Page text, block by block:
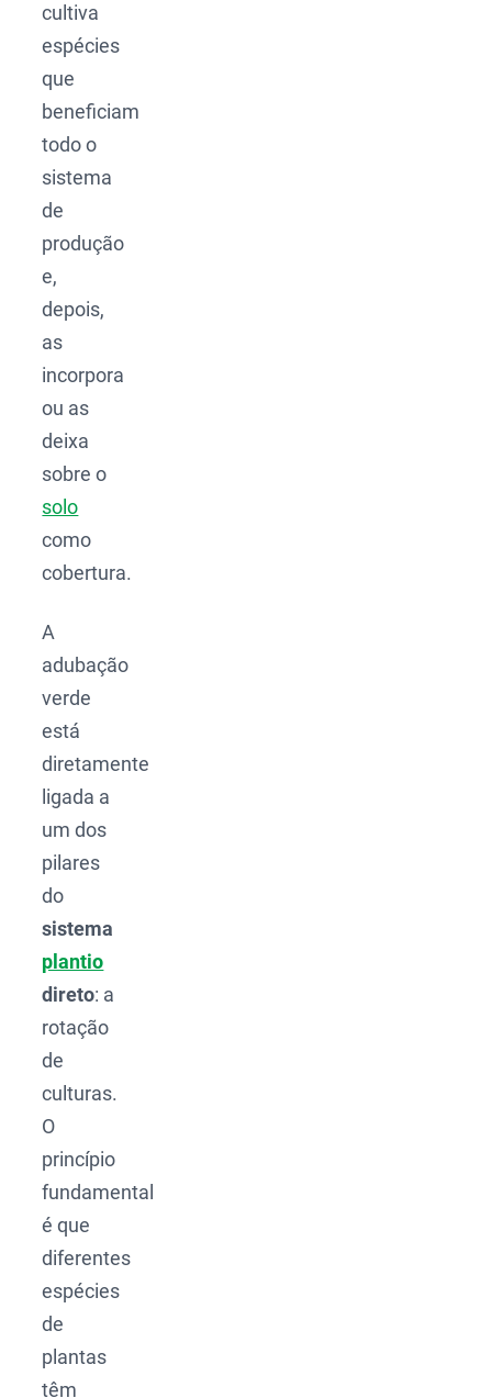
cultiva
espécies
que
beneficiam
todo o
sistema
de
produção
e,
depois,
as
incorpora
ou as
deixa
sobre o
solo
como
cobertura.
A
adubação
verde
está
diretamente
ligada a
um dos
pilares
do
sistema
plantio
direto: a
rotação
de
culturas.
O
princípio
fundamental
é que
diferentes
espécies
de
plantas
têm